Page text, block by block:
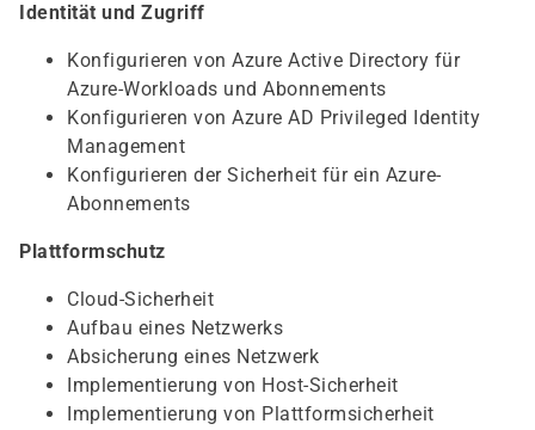
Identität und Zugriff
Konfigurieren von Azure Active Directory für
Azure-Workloads und Abonnements
Konfigurieren von Azure AD Privileged Identity
Management
Konfigurieren der Sicherheit für ein Azure-
Abonnements
Plattformschutz
Cloud-Sicherheit
Aufbau eines Netzwerks
Absicherung eines Netzwerk
Implementierung von Host-Sicherheit
Implementierung von Plattformsicherheit